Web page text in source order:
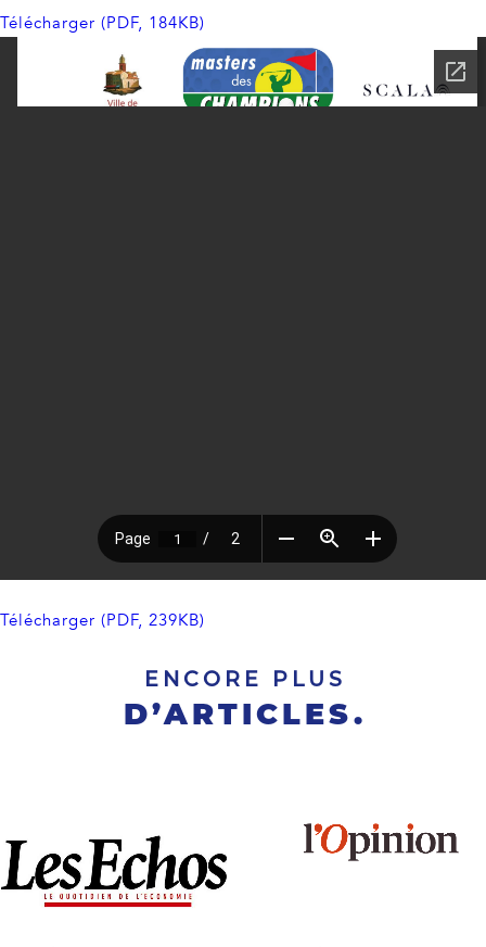
Télécharger (PDF, 184KB)
Télécharger (PDF, 239KB)
ENCORE PLUS
D’ARTICLES.